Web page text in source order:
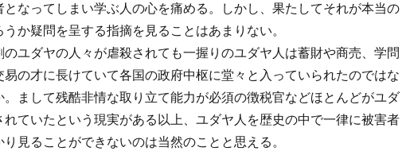
となってしまい学ぶ人の心を痛める。しかし、果たしてそれが本当の
か疑問を呈する指摘を見ることはあまりない。
のユダヤの人々が虐殺されても一握りのユダヤ人は蓄財や商売、学問
易の才に長けていて各国の政府中枢に堂々と入っていられたのではな
。まして残酷非情な取り立て能力が必須の徴税官などほとんどがユダ
れていたという現実がある以上、ユダヤ人を歴史の中で一律に被害者
り見ることができないのは当然のことと思える。